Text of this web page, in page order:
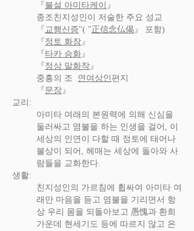
『 불설 아미타케이 』
종조친지성인이 저술한 주요 성교
『 교행신증"( " 正信念仏偈 』 포함)
『 정토 화장』
『 타카 승화』
『 정상 말화작』
중흥의 조 연여상인 편지
『 문장』
교리:
아미타 여래의 본원력에 의해 신심을
둘러싸고 염불을 하는 인생을 걸어, 이
세상의 인연이 다할 때 정토에 태어나
불상이 되어, 헤매는 세상에 돌아와 사
람들을 교화한다.
생활:
친지성인의 가르침에 휩싸여 아미타 여
래만 마음을 듣고 염불을 기리면서 항
상 우리 몸을 되돌아보고 愚愧과 환희
가운데 현세기도 등에 따르지 않고 은